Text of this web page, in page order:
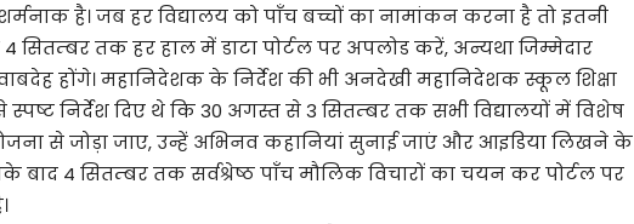
है। जब हर विद्यालय को पाँच बच्चों का नामांकन करना है तो इतनी
4 सितम्बर तक हर हाल में डाटा पोर्टल पर अपलोड करें, अन्यथा जिम्मेदार
होंगे। महानिदेशक के निर्देश की भी अनदेखी महानिदेशक स्कूल शिक्षा
निर्देश दिए थे कि 30 अगस्त से 3 सितम्बर तक सभी विद्यालयों में विशेष
से जोड़ा जाए, उन्हें अभिनव कहानियां सुनाई जाएं और आइडिया लिखने के
बाद 4 सितम्बर तक सर्वश्रेष्ठ पाँच मौलिक विचारों का चयन कर पोर्टल पर